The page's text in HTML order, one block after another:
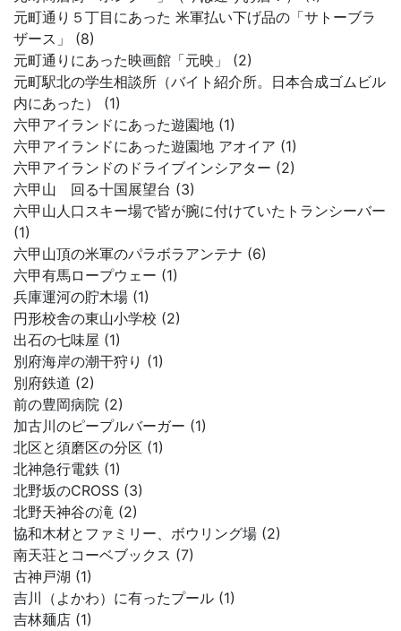
元町通り５丁目にあった 米軍払い下げ品の「サトーブラ
ザース」 (8)
元町通りにあった映画館「元映」 (2)
元町駅北の学生相談所（バイト紹介所。日本合成ゴムビル
内にあった） (1)
六甲アイランドにあった遊園地 (1)
六甲アイランドにあった遊園地 アオイア (1)
六甲アイランドのドライブインシアター (2)
六甲山 回る十国展望台 (3)
六甲山人口スキー場で皆が腕に付けていたトランシーバー
(1)
六甲山頂の米軍のパラボラアンテナ (6)
六甲有馬ロープウェー (1)
兵庫運河の貯木場 (1)
円形校舎の東山小学校 (2)
出石の七味屋 (1)
別府海岸の潮干狩り (1)
別府鉄道 (2)
前の豊岡病院 (2)
加古川のピープルバーガー (1)
北区と須磨区の分区 (1)
北神急行電鉄 (1)
北野坂のCROSS (3)
北野天神谷の滝 (2)
協和木材とファミリー、ボウリング場 (2)
南天荘とコーベブックス (7)
古神戸湖 (1)
吉川（よかわ）に有ったプール (1)
吉林麺店 (1)